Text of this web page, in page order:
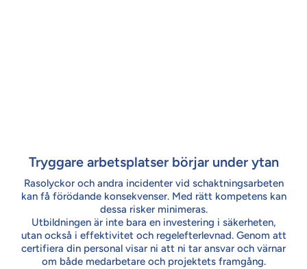
Tryggare arbetsplatser börjar under ytan
Rasolyckor och andra incidenter vid schaktningsarbeten
kan få förödande konsekvenser. Med rätt kompetens kan
dessa risker minimeras.
Utbildningen är inte bara en investering i säkerheten,
utan också i effektivitet och regelefterlevnad. Genom att
certifiera din personal visar ni att ni tar ansvar och värnar
om både medarbetare och projektets framgång.